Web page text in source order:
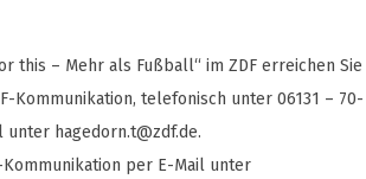
this – Mehr als Fußball“ im ZDF erreichen Sie
Kommunikation, telefonisch unter 06131 – 70-
unter hagedorn.t@zdf.de.
Kommunikation per E-Mail unter